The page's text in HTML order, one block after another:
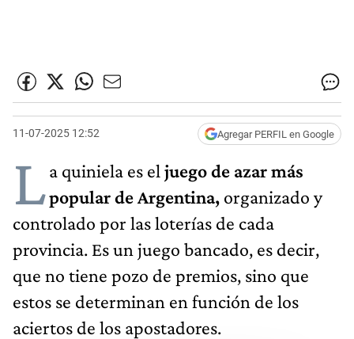
11-07-2025 12:52 Agregar PERFIL en Google
La quiniela es el juego de azar más
popular de Argentina, organizado y
controlado por las loterías de cada
provincia. Es un juego bancado, es decir,
que no tiene pozo de premios, sino que
estos se determinan en función de los
aciertos de los apostadores.